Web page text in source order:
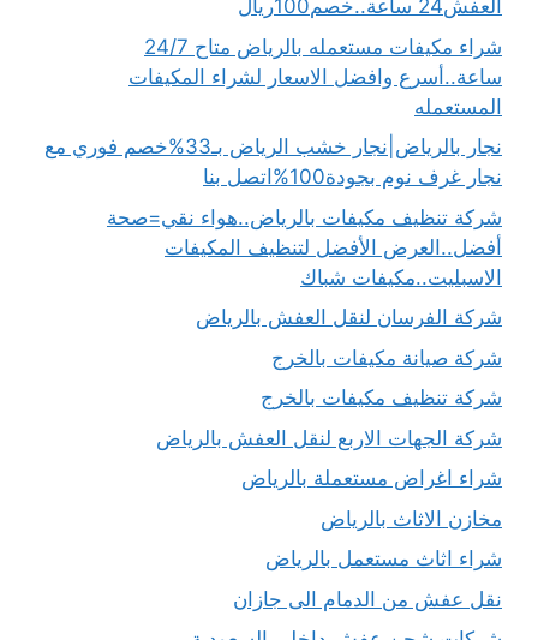
العفش24 ساعة..خصم100ريال
شراء مكيفات مستعمله بالرياض متاح 24/7
ساعة..أسرع وافضل الاسعار لشراء المكيفات
المستعمله
نجار بالرياض|نجار خشب الرياض بـ33%خصم فوري مع
نجار غرف نوم بجودة100%اتصل بنا
شركة تنظيف مكيفات بالرياض..هواء نقي=صحة
أفضل..العرض الأفضل لتنظيف المكيفات
الاسبليت..مكيفات شباك
شركة الفرسان لنقل العفش بالرياض
شركة صيانة مكيفات بالخرج
شركة تنظيف مكيفات بالخرج
شركة الجهات الاربع لنقل العفش بالرياض
شراء اغراض مستعملة بالرياض
مخازن الاثاث بالرياض
شراء اثاث مستعمل بالرياض
نقل عفش من الدمام الى جازان